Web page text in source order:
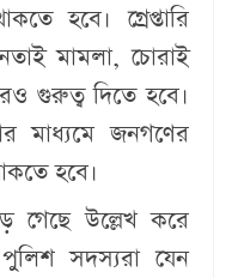
হবে। গ্রেপ্তারি
মামলা, চোরাই
গুরুত্ব দিতে হবে।
মাধ্যমে জনগণের
হবে।
গেছে উল্লেখ করে
সদস্যরা যেন